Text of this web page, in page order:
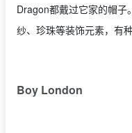
Dragon都戴过它家的帽
纱、珍珠等装饰元素，有
Boy London